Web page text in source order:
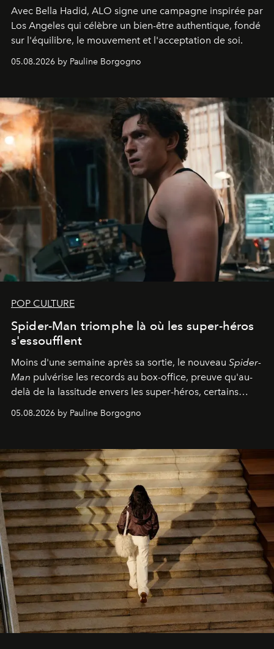
Avec Bella Hadid, ALO signe une campagne inspirée par
Los Angeles qui célèbre un bien-être authentique, fondé
sur l'équilibre, le mouvement et l'acceptation de soi.
05.08.2026 by Pauline Borgogno
POP CULTURE
Spider-Man triomphe là où les super-héros
s'essoufflent
Moins d'une semaine après sa sortie, le nouveau Spider-
Man pulvérise les records au box-office, preuve qu'au-
delà de la lassitude envers les super-héros, certains
05.08.2026 by Pauline Borgogno